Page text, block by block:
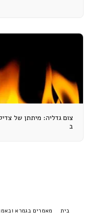
צום גדליה: מיתתן של
ב
בית מאמרים בגמרא